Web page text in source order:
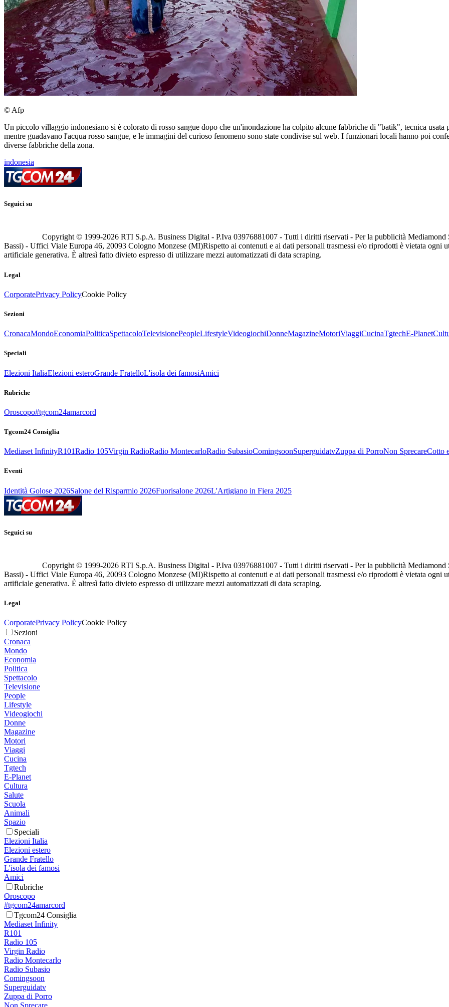
© Afp
Un piccolo villaggio indonesiano si è colorato di rosso sangue dopo che un'inondazione ha colpito alcune fabbriche di "batik", tecnica usata
mentre guadavano l'acqua rosso sangue, e le immagini del curioso fenomeno sono state condivise sul web. I funzionari locali hanno poi
diverse fabbriche della zona.
indonesia
Seguici su
Copyright © 1999-2026 RTI S.p.A. Business Digital - P.Iva 03976881007 - Tutti i diritti riservati - Per la pubblicità
Bassi) - Uffici Viale Europa 46, 20093 Cologno Monzese (MI)Rispetto ai contenuti e ai dati personali trasmessi e/o riprodotti è vietata ogni
artificiale generativa. È altresì fatto divieto espresso di utilizzare mezzi automatizzati di data scraping.
Legal
CorporatePrivacy PolicyCookie Policy
Sezioni
CronacaMondoEconomiaPoliticaSpettacoloTelevisionePeopleLifestyleVideogiochiDonneMagazineMotoriViaggiCucinaTgtechE-Planet
Speciali
Elezioni ItaliaElezioni esteroGrande FratelloL'isola dei famosiAmici
Rubriche
Oroscopo#tgcom24amarcord
Tgcom24 Consiglia
Mediaset InfinityR101Radio 105Virgin RadioRadio MontecarloRadio SubasioComingsoonSuperguidatvZuppa di PorroNon SprecareCotto
Eventi
Identità Golose 2026Salone del Risparmio 2026Fuorisalone 2026L'Artigiano in Fiera 2025
Seguici su
Copyright © 1999-2026 RTI S.p.A. Business Digital - P.Iva 03976881007 - Tutti i diritti riservati - Per la pubblicità
Bassi) - Uffici Viale Europa 46, 20093 Cologno Monzese (MI)Rispetto ai contenuti e ai dati personali trasmessi e/o riprodotti è vietata ogni
artificiale generativa. È altresì fatto divieto espresso di utilizzare mezzi automatizzati di data scraping.
Legal
CorporatePrivacy PolicyCookie Policy
Sezioni
Cronaca
Mondo
Economia
Politica
Spettacolo
Televisione
People
Lifestyle
Videogiochi
Donne
Magazine
Motori
Viaggi
Cucina
Tgtech
E-Planet
Cultura
Salute
Scuola
Animali
Spazio
Speciali
Elezioni Italia
Elezioni estero
Grande Fratello
L'isola dei famosi
Amici
Rubriche
Oroscopo
#tgcom24amarcord
Tgcom24 Consiglia
Mediaset Infinity
R101
Radio 105
Virgin Radio
Radio Montecarlo
Radio Subasio
Comingsoon
Superguidatv
Zuppa di Porro